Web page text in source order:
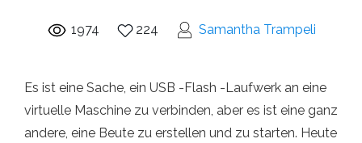
1974 224 Samantha Trampeli
Es ist eine Sache, ein USB -Flash -Laufwerk an eine
virtuelle Maschine zu verbinden, aber es ist eine ganz
andere, eine Beute zu erstellen und zu starten. Heute